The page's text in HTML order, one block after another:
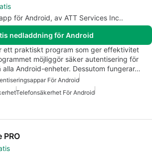
för Android, av ATT Services Inc..
nedladdning för Android
ett praktiskt program som ger effektivitet
möjliggör säker autentisering för
alla Android-enheter. Dessutom fungerar…
För Android
Telefonsäkerhet För Android
PRO